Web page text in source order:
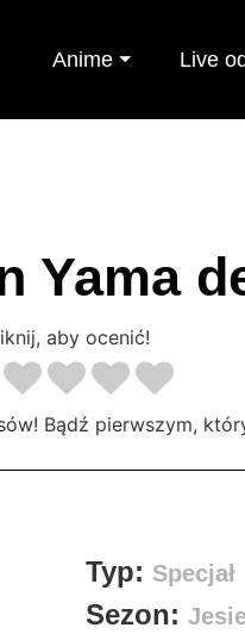
Anime ⏷ Live
Yama
aby ocenić!
Bądź pierwszym,
Typ: Specjał
Sezon: